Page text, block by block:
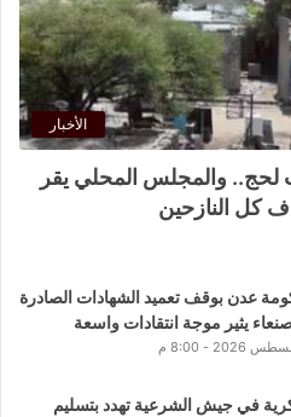
الأخبار
لحج.. والمجلس المحلي يقر
كل النازحين
عدن بوقف تعميد الشهادات الصادرة
يثير موجة انتقادات واسعة
في جيش الشرعية تهدد بتسليم